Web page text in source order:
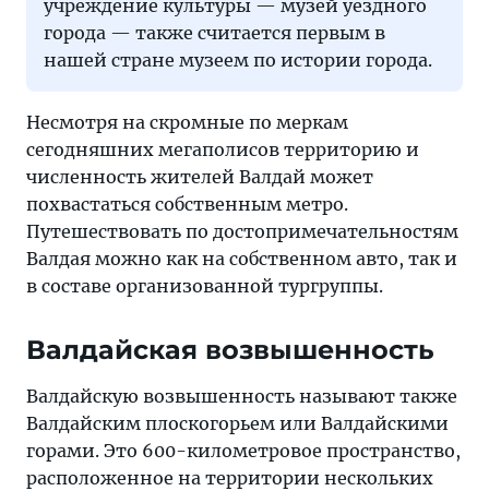
учреждение культуры — музей уездного
города — также считается первым в
нашей стране музеем по истории города.
Несмотря на скромные по меркам
сегодняшних мегаполисов территорию и
численность жителей Валдай может
похвастаться собственным метро.
Путешествовать по достопримечательностям
Валдая можно как на собственном авто, так и
в составе организованной тургруппы.
Валдайская возвышенность
Валдайскую возвышенность называют также
Валдайским плоскогорьем или Валдайскими
горами. Это 600-километровое пространство,
расположенное на территории нескольких